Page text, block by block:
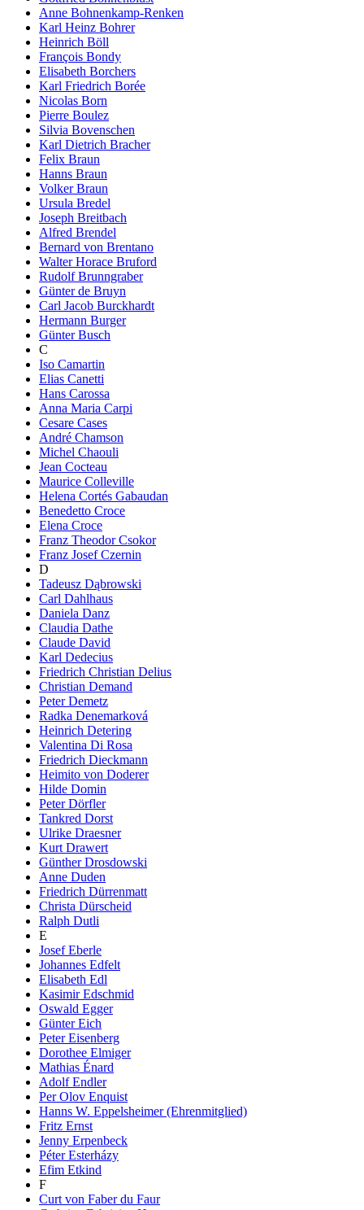
Anne Bohnenkamp-Renken
Karl Heinz Bohrer
Heinrich Böll
François Bondy
Elisabeth Borchers
Karl Friedrich Borée
Nicolas Born
Pierre Boulez
Silvia Bovenschen
Karl Dietrich Bracher
Felix Braun
Hanns Braun
Volker Braun
Ursula Bredel
Joseph Breitbach
Alfred Brendel
Bernard von Brentano
Walter Horace Bruford
Rudolf Brunngraber
Günter de Bruyn
Carl Jacob Burckhardt
Hermann Burger
Günter Busch
C
Iso Camartin
Elias Canetti
Hans Carossa
Anna Maria Carpi
Cesare Cases
André Chamson
Michel Chaouli
Jean Cocteau
Maurice Colleville
Helena Cortés Gabaudan
Benedetto Croce
Elena Croce
Franz Theodor Csokor
Franz Josef Czernin
D
Tadeusz Dąbrowski
Carl Dahlhaus
Daniela Danz
Claudia Dathe
Claude David
Karl Dedecius
Friedrich Christian Delius
Christian Demand
Peter Demetz
Radka Denemarková
Heinrich Detering
Valentina Di Rosa
Friedrich Dieckmann
Heimito von Doderer
Hilde Domin
Peter Dörfler
Tankred Dorst
Ulrike Draesner
Kurt Drawert
Günther Drosdowski
Anne Duden
Friedrich Dürrenmatt
Christa Dürscheid
Ralph Dutli
E
Josef Eberle
Johannes Edfelt
Elisabeth Edl
Kasimir Edschmid
Oswald Egger
Günter Eich
Peter Eisenberg
Dorothee Elmiger
Mathias Énard
Adolf Endler
Per Olov Enquist
Hanns W. Eppelsheimer (Ehrenmitglied)
Fritz Ernst
Jenny Erpenbeck
Péter Esterházy
Efim Etkind
F
Curt von Faber du Faur